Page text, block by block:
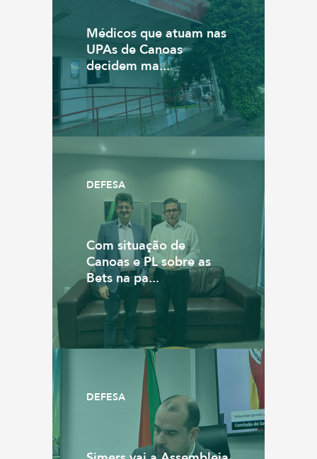
Médicos que atuam nas
UPAs de Canoas
decidem ma...
DEFESA
Com situação de
Canoas e PL sobre as
Bets na pa...
DEFESA